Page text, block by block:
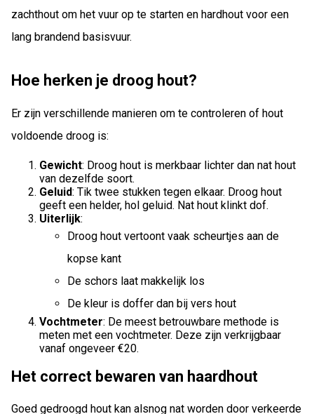
zachthout om het vuur op te starten en hardhout voor een
lang brandend basisvuur.
Hoe herken je droog hout?
Er zijn verschillende manieren om te controleren of hout
voldoende droog is:
Gewicht: Droog hout is merkbaar lichter dan nat hout
van dezelfde soort.
Geluid: Tik twee stukken tegen elkaar. Droog hout
geeft een helder, hol geluid. Nat hout klinkt dof.
Uiterlijk:
Droog hout vertoont vaak scheurtjes aan de
kopse kant
De schors laat makkelijk los
De kleur is doffer dan bij vers hout
Vochtmeter: De meest betrouwbare methode is
meten met een vochtmeter. Deze zijn verkrijgbaar
vanaf ongeveer €20.
Het correct bewaren van haardhout
Goed gedroogd hout kan alsnog nat worden door verkeerde